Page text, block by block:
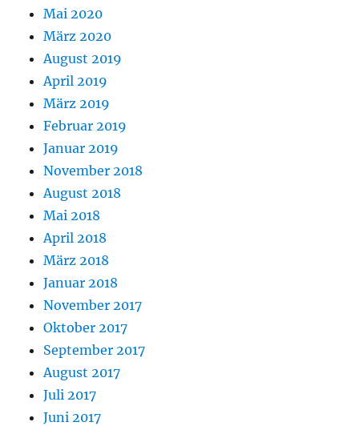
Mai 2020
März 2020
August 2019
April 2019
März 2019
Februar 2019
Januar 2019
November 2018
August 2018
Mai 2018
April 2018
März 2018
Januar 2018
November 2017
Oktober 2017
September 2017
August 2017
Juli 2017
Juni 2017